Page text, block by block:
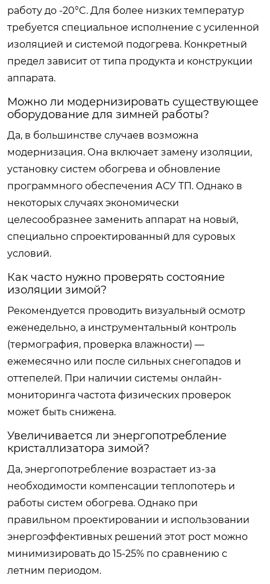
работу до -20°C. Для более низких температур
требуется специальное исполнение с усиленной
изоляцией и системой подогрева. Конкретный
предел зависит от типа продукта и конструкции
аппарата.
Можно ли модернизировать существующее
оборудование для зимней работы?
Да, в большинстве случаев возможна
модернизация. Она включает замену изоляции,
установку систем обогрева и обновление
программного обеспечения АСУ ТП. Однако в
некоторых случаях экономически
целесообразнее заменить аппарат на новый,
специально спроектированный для суровых
условий.
Как часто нужно проверять состояние
изоляции зимой?
Рекомендуется проводить визуальный осмотр
еженедельно, а инструментальный контроль
(термография, проверка влажности) —
ежемесячно или после сильных снегопадов и
оттепелей. При наличии системы онлайн-
мониторинга частота физических проверок
может быть снижена.
Увеличивается ли энергопотребление
кристаллизатора зимой?
Да, энергопотребление возрастает из-за
необходимости компенсации теплопотерь и
работы систем обогрева. Однако при
правильном проектировании и использовании
энергоэффективных решений этот рост можно
минимизировать до 15-25% по сравнению с
летним периодом.